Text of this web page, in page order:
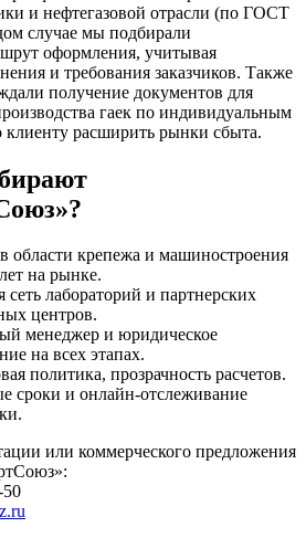
и нефтегазовой отрасли (по ГОСТ
случае мы подбирали
оформления, учитывая
и требования заказчиков. Также
получение документов для
гаек по индивидуальным
клиенту расширить рынки сбыта.
области крепежа и машиностроения
на рынке.
сеть лабораторий и партнерских
центров.
менеджер и юридическое
на всех этапах.
политика, прозрачность расчетов.
сроки и онлайн-отслеживание
или коммерческого предложения